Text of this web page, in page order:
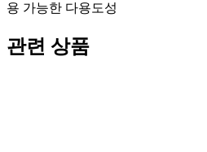
용 가능한 다용도성
관련 상품